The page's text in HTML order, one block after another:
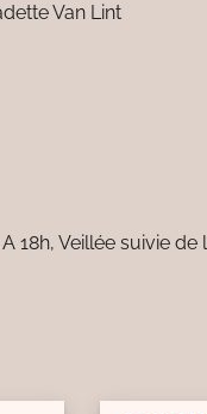
Van Lint
18h, Veillée suivie de